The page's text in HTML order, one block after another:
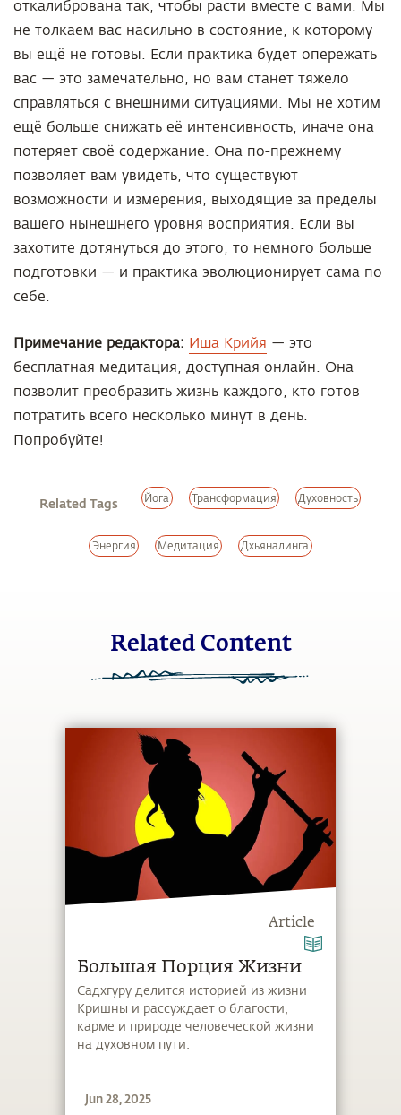
откалибрована так, чтобы расти вместе с вами. Мы
не толкаем вас насильно в состояние, к которому
вы ещё не готовы. Если практика будет опережать
вас — это замечательно, но вам станет тяжело
справляться с внешними ситуациями. Мы не хотим
ещё больше снижать её интенсивность, иначе она
потеряет своё содержание. Она по-прежнему
позволяет вам увидеть, что существуют
возможности и измерения, выходящие за пределы
вашего нынешнего уровня восприятия. Если вы
захотите дотянуться до этого, то немного больше
подготовки — и практика эволюционирует сама по
себе.
Примечание редактора: Иша Крийя — это
бесплатная медитация, доступная онлайн. Она
позволит преобразить жизнь каждого, кто готов
потратить всего несколько минут в день.
Попробуйте!
Related Tags Йога Трансформация Духовность
Энергия Медитация Дхьяналинга
Related Content
Article
Большая Порция Жизни
Садхгуру делится историей из жизни
Кришны и рассуждает о благости,
карме и природе человеческой жизни
на духовном пути.
Jun 28, 2025